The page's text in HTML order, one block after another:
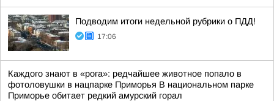
Подводим итоги недельной рубрики о ПДД!
17:06
Каждого знают в «рога»: редчайшее животное попало в
фотоловушки в нацпарке Приморья В национальном парке
Приморье обитает редкий амурский горал